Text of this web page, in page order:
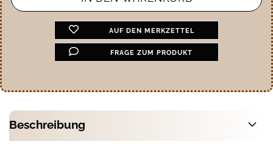
AUF DEN MERKZETTEL
FRAGE ZUM PRODUKT
Beschreibung